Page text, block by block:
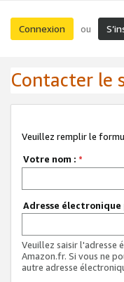
Connexion ou
Contacter le
Veuillez remplir le
Votre nom : *
Adresse électronique
Veuillez saisir l'adresse
Amazon.fr. Si vous ne
autre adresse